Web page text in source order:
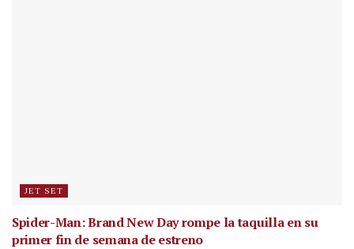
JET SET
Spider-Man: Brand New Day rompe la taquilla en su
primer fin de semana de estreno